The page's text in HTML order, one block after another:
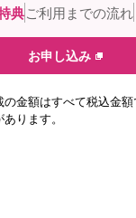
典ご利用までの流れ
お申し込み
金額はすべて税込金
ります。